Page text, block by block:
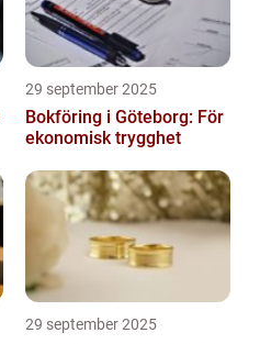
29 september 2025
Bokföring i Göteborg: För
ekonomisk trygghet
29 september 2025